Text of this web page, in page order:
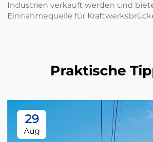
Industrien verkauft werden und
Einnahmequelle für
Praktische
29
Aug